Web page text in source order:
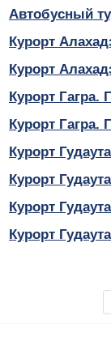
Автобусный
Курорт
Курорт
Курорт Гагра.
Курорт Гагра.
Курорт
Курорт
Курорт
Курорт